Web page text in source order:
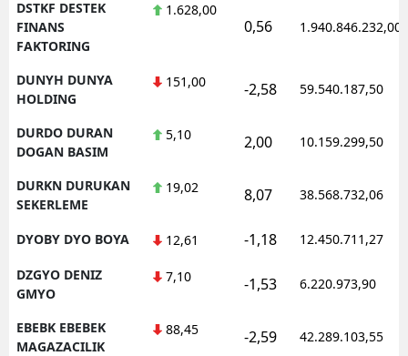
DSTKF DESTEK
FINANS
FAKTORING
1.628,00
0,56 1.940.846.232,00
DUNYH DUNYA
HOLDING
151,00 -2,58 59.540.187,50
DURDO DURAN
DOGAN BASIM
5,10 2,00 10.159.299,50
DURKN DURUKAN
SEKERLEME
19,02 8,07 38.568.732,06
DYOBY DYO BOYA 12,61 -1,18 12.450.711,27
DZGYO DENIZ
GMYO
7,10 -1,53 6.220.973,90
EBEBK EBEBEK
MAGAZACILIK
88,45 -2,59 42.289.103,55